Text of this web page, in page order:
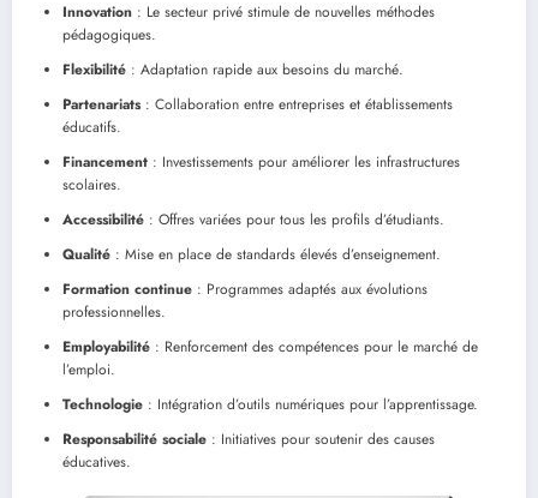
Innovation : Le secteur privé stimule de nouvelles méthodes
pédagogiques.
Flexibilité : Adaptation rapide aux besoins du marché.
Partenariats: Collaboration entre entreprises et établissements
éducatifs.
Financement : Investissements pour améliorer les infrastructures
scolaires.
Accessibilité : Offres variées pour tous les profils d’étudiants.
Qualité : Mise en place de standards élevés d’enseignement.
Formation continue : Programmes adaptés aux évolutions
professionnelles.
Employabilité : Renforcement des compétences pour le marché de
l’emploi.
Technologie : Intégration d’outils numériques pour l’apprentissage.
Responsabilité sociale : Initiatives pour soutenir des causes
éducatives.